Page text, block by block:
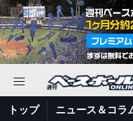
トップ ニュース＆コラ